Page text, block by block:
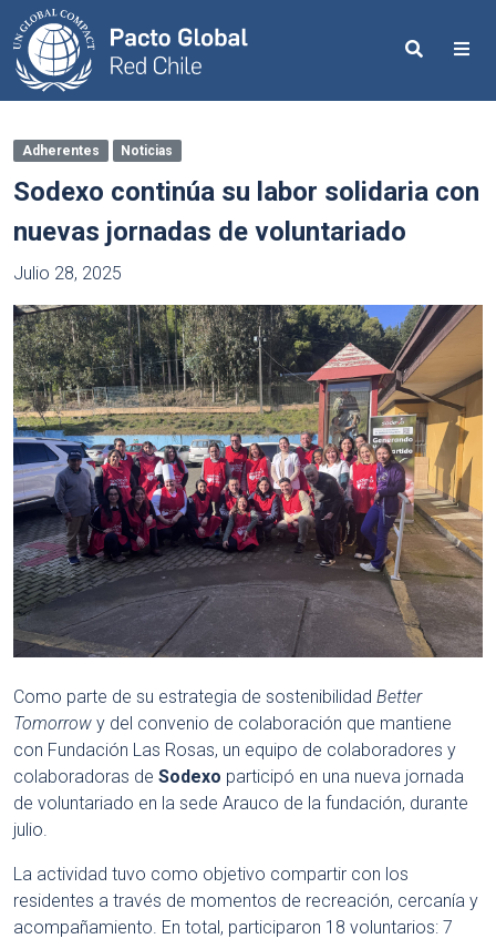
Search
Adherentes Noticias
Sodexo continúa su labor solidaria con
nuevas jornadas de voluntariado
Julio 28, 2025
Como parte de su estrategia de sostenibilidad Better
Tomorrow y del convenio de colaboración que mantiene
con Fundación Las Rosas, un equipo de colaboradores y
colaboradoras de Sodexo participó en una nueva jornada
de voluntariado en la sede Arauco de la fundación, durante
julio.
La actividad tuvo como objetivo compartir con los
residentes a través de momentos de recreación, cercanía y
acompañamiento. En total, participaron 18 voluntarios: 7